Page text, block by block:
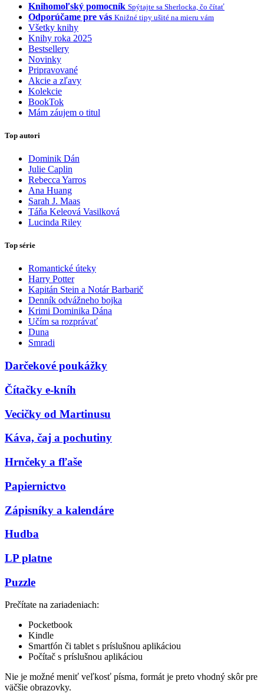
Knihomoľský pomocník Spýtajte sa Sherlocka, čo čítať
Odporúčame pre vás Knižné tipy ušité na mieru vám
Všetky knihy
Knihy roka 2025
Bestsellery
Novinky
Pripravované
Akcie a zľavy
Kolekcie
BookTok
Mám záujem o titul
Top autori
Dominik Dán
Julie Caplin
Rebecca Yarros
Ana Huang
Sarah J. Maas
Táňa Keleová Vasilková
Lucinda Riley
Top série
Romantické úteky
Harry Potter
Kapitán Stein a Notár Barbarič
Denník odvážneho bojka
Krimi Dominika Dána
Učím sa rozprávať
Duna
Smradi
Darčekové poukážky
Čítačky e-kníh
Vecičky od Martinusu
Káva, čaj a pochutiny
Hrnčeky a fľaše
Papiernictvo
Zápisníky a kalendáre
Hudba
LP platne
Puzzle
Prečítate na zariadeniach:
Pocketbook
Kindle
Smartfón či tablet s príslušnou aplikáciou
Počítač s príslušnou aplikáciou
Nie je možné meniť veľkosť písma, formát je preto vhodný skôr pre
väčšie obrazovky.